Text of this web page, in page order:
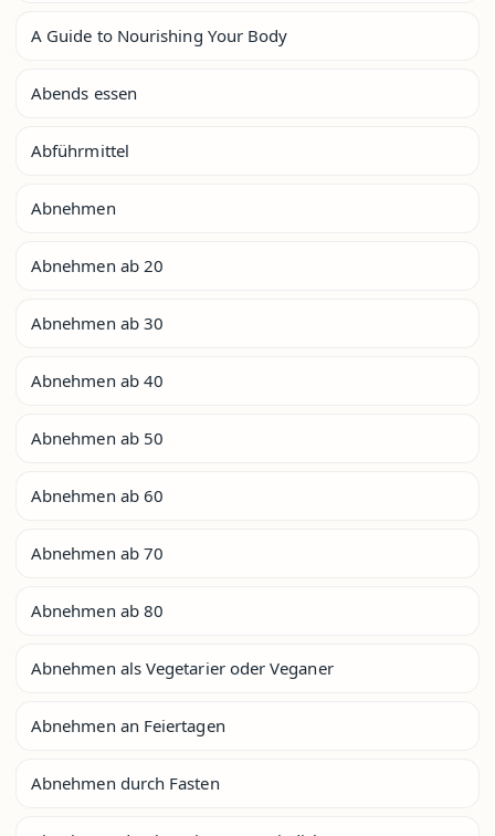
A Guide to Nourishing Your Body
Abends essen
Abführmittel
Abnehmen
Abnehmen ab 20
Abnehmen ab 30
Abnehmen ab 40
Abnehmen ab 50
Abnehmen ab 60
Abnehmen ab 70
Abnehmen ab 80
Abnehmen als Vegetarier oder Veganer
Abnehmen an Feiertagen
Abnehmen durch Fasten